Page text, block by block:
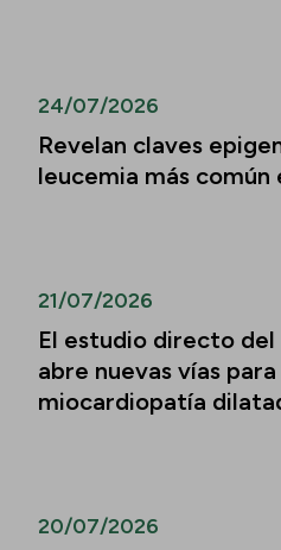
24/07/2026
Revelan claves
leucemia más común
21/07/2026
El estudio directo
abre nuevas vías
miocardiopatía
20/07/2026